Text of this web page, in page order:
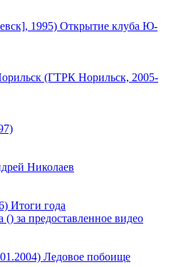
1995) Открытие клуба Ю-
(ГТРК Норильск, 2005-
Николаев
Итоги года
за предоставленное видео
Ледовое побоище